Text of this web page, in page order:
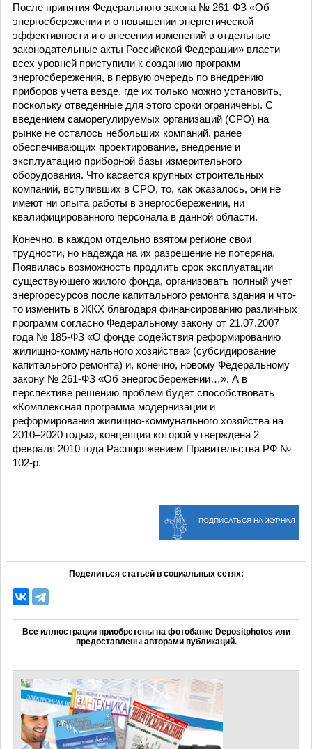
После принятия Федерального закона № 261-ФЗ «Об
энергосбережении и о повышении энергетической
эффективности и о внесении изменений в отдельные
законодательные акты Российской Федерации» власти
всех уровней приступили к созданию программ
энергосбережения, в первую очередь по внедрению
приборов учета везде, где их только можно установить,
поскольку отведенные для этого сроки ограничены. С
введением саморегулируемых организаций (СРО) на
рынке не осталось небольших компаний, ранее
обеспечивающих проектирование, внедрение и
эксплуатацию приборной базы измерительного
оборудования. Что касается крупных строительных
компаний, вступивших в СРО, то, как оказалось, они не
имеют ни опыта работы в энергосбережении, ни
квалифицированного персонала в данной области.
Конечно, в каждом отдельно взятом регионе свои
трудности, но надежда на их разрешение не потеряна.
Появилась возможность продлить срок эксплуатации
существующего жилого фонда, организовать полный учет
энергоресурсов после капитального ремонта здания и что-
то изменить в ЖКХ благодаря финансированию различных
программ согласно Федеральному закону от 21.07.2007
года № 185-ФЗ «О фонде содействия реформированию
жилищно-коммунального хозяйства» (субсидирование
капитального ремонта) и, конечно, новому Федеральному
закону № 261-ФЗ «Об энергосбережении…». А в
перспективе решению проблем будет способствовать
«Комплексная программа модернизации и
реформирования жилищно-коммунального хозяйства на
2010–2020 годы», концепция которой утверждена 2
февраля 2010 года Распоряжением Правительства РФ №
102-р.
ПОДПИСАТЬСЯ НА ЖУРНАЛ
Поделиться статьей в социальных сетях:
Все иллюстрации приобретены на фотобанке Depositphotos или
предоставлены авторами публикаций.